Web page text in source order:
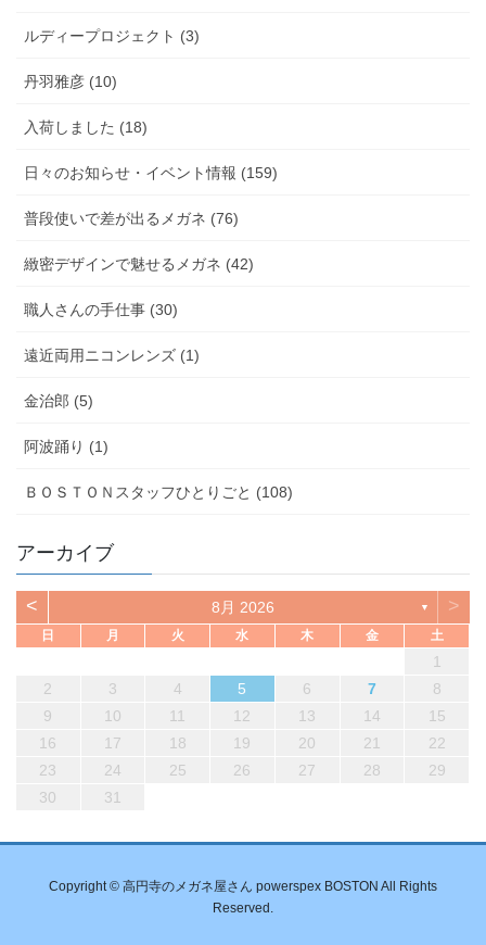
ルディープロジェクト (3)
丹羽雅彦 (10)
入荷しました (18)
日々のお知らせ・イベント情報 (159)
普段使いで差が出るメガネ (76)
緻密デザインで魅せるメガネ (42)
職人さんの手仕事 (30)
遠近両用ニコンレンズ (1)
金治郎 (5)
阿波踊り (1)
ＢＯＳＴＯＮスタッフひとりごと (108)
アーカイブ
< 8月 2026 ▼ >
日 月 火 水 木 金 土
1
2
3 4 5 6 7
8
9
10 11 12 13 14
15
16
17 18 19 20 21
22
23
24 25 26 27 28
29
30
31
Copyright © 高円寺のメガネ屋さん powerspex BOSTON All Rights
Reserved.